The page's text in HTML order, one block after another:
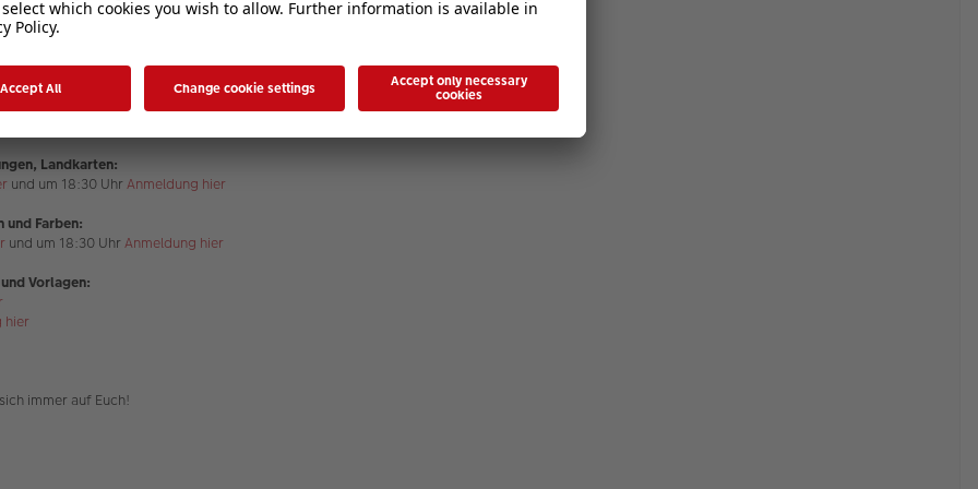
und um 18:30 UhrAnmeldung hier
und um 18:30 UhrAnmeldung hier
Landkarten:
und um 18:30 UhrAnmeldung hier
und Farben:
und um 18:30 Uhr Anmeldung hier
Vorlagen:
hier
immer auf Euch!